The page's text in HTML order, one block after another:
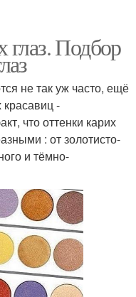
глаз. Подбор
не так уж часто, ещё
-
что оттенки карих
: от золотисто-
и тёмно-